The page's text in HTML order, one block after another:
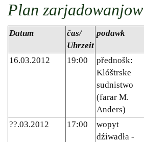
Plan
Datum
čas/
Uhrzeit
podawk
16.03.2012 19:00
přednošk:
Klóštrske
sudnistwo
(farar M.
Anders)
??.03.2012 17:00
wopyt
dźiwadła -